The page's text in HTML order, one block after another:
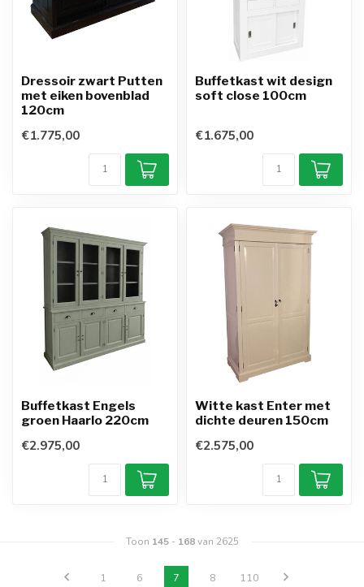
Dressoir zwart Putten
met eiken bovenblad
120cm
€1.775,00
Buffetkast wit design
soft close 100cm
€1.675,00
Buffetkast Engels
groen Haarlo 220cm
€2.975,00
Witte kast Enter met
dichte deuren 150cm
€2.575,00
Toon 145- 168van 2625
1 6 7 8 110